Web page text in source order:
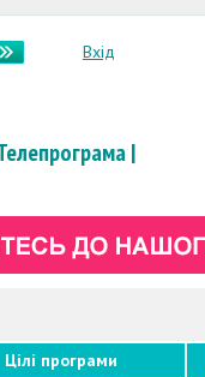
Вхід
|
Цілі програми